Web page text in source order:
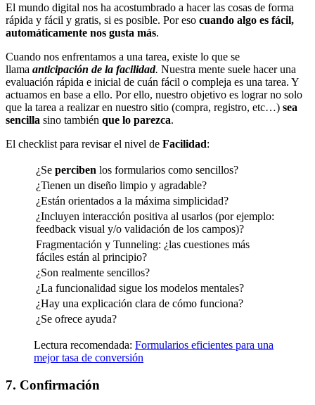
El mundo digital nos ha acostumbrado a hacer las cosas de forma
rápida y fácil y gratis, si es posible. Por eso cuando algo es fácil,
automáticamente nos gusta más.
Cuando nos enfrentamos a una tarea, existe lo que se
llama anticipación de la facilidad. Nuestra mente suele hacer una
evaluación rápida e inicial de cuán fácil o compleja es una tarea. Y
actuamos en base a ello. Por ello, nuestro objetivo es lograr no solo
que la tarea a realizar en nuestro sitio (compra, registro, etc…) sea
sencilla sino también que lo parezca.
El checklist para revisar el nivel de Facilidad:
¿Se perciben los formularios como sencillos?
¿Tienen un diseño limpio y agradable?
¿Están orientados a la máxima simplicidad?
¿Incluyen interacción positiva al usarlos (por ejemplo:
feedback visual y/o validación de los campos)?
Fragmentación y Tunneling: ¿las cuestiones más
fáciles están al principio?
¿Son realmente sencillos?
¿La funcionalidad sigue los modelos mentales?
¿Hay una explicación clara de cómo funciona?
¿Se ofrece ayuda?
Lectura recomendada: Formularios eficientes para una
mejor tasa de conversión
7. Confirmación